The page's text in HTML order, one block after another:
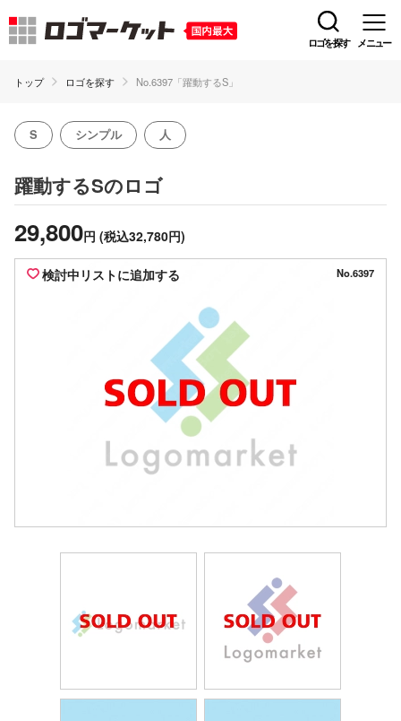
ロゴを探す メニュー
トップ ロゴを探す No.6397「躍動するS」
S シンプル 人
躍動するSのロゴ
29,800円 (税込32,780円)
検討中リストに追加する No.6397